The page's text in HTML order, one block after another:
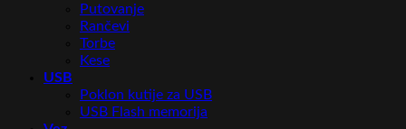
Putovanje
Rančevi
Torbe
Kese
USB
Poklon kutije za USB
USB Flash memorija